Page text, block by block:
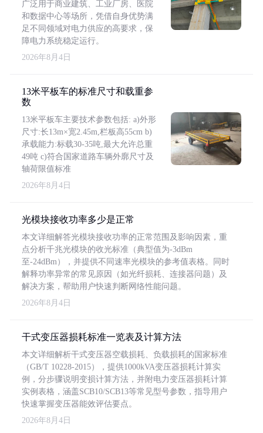
广泛用于商业建筑、工业厂房、医院
和数据中心等场所，凭借自身优势满
足不同领域对电力供应的高要求，保
障电力系统稳定运行。
2026年8月4日
13米平板车的标准尺寸和载重参
数
13米平板车主要技术参数包括: a)外形
尺寸:长13m×宽2.45m,栏板高55cm b)
承载能力:标载30-35吨,最大允许总重
49吨 c)符合国家道路车辆外廓尺寸及
轴荷限值标准
2026年8月4日
光模块接收功率多少是正常
本文详细解答光模块接收功率的正常范围及影响因素，重
点分析千兆光模块的收光标准（典型值为-3dBm
至-24dBm），并提供不同速率光模块的参考值表格。同时
解释功率异常的常见原因（如光纤损耗、连接器问题）及
解决方案，帮助用户快速判断网络性能问题。
2026年8月4日
干式变压器损耗标准一览表及计算方法
本文详细解析干式变压器空载损耗、负载损耗的国家标准
（GB/T 10228-2015），提供1000kVA变压器损耗计算实
例，分步骤说明变损计算方法，并附电力变压器损耗计算
实例表格，涵盖SCB10/SCB13等常见型号参数，指导用户
快速掌握变压器能效评估要点。
2026年8月4日